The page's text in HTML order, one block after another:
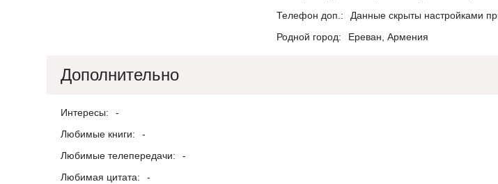
Телефон доп.:
Данные скрыты настройками
Родной город:
Ереван, Армения
Дополнительно
Интересы:
-
Любимые книги:
-
Любимые телепередачи:
-
Любимая цитата:
-